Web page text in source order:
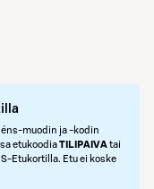
muodin ja -kodin
etukoodiaTILIPAIVAtai
Etu ei koske